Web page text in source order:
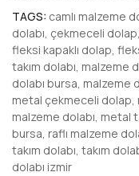
TAGS: camlı malzeme
dolabı, çekmeceli dolap,
fleksi kapaklı dolap,
takım dolabı, malzeme
dolabı bursa, malzeme
metal çekmeceli dolap,
malzeme dolabı, metal
bursa, raflı malzeme
takım dolabı, takım
dolabı izmir